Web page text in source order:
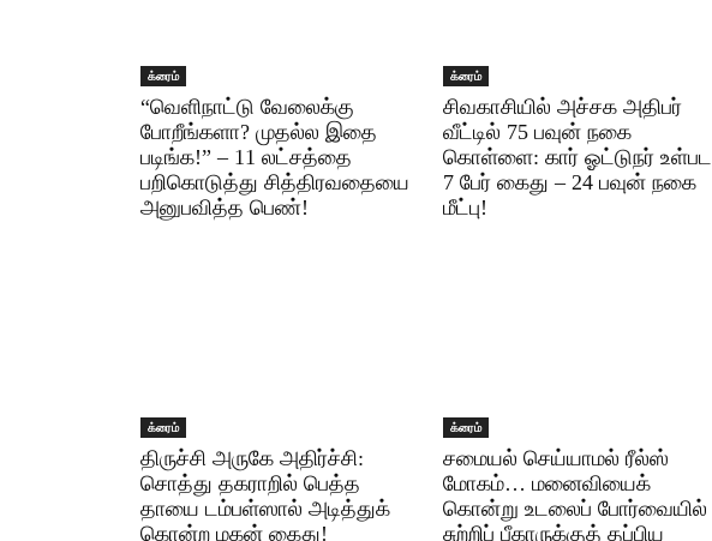
க்ரைம்
“வெளிநாட்டு வேலைக்கு
போறீங்களா? முதல்ல இதை
படிங்க!” – 11 லட்சத்தை
பறிகொடுத்து சித்திரவதையை
அனுபவித்த பெண்!
க்ரைம்
சிவகாசியில் அச்சக அதிபர்
வீட்டில் 75 பவுன் நகை
கொள்ளை: கார் ஓட்டுநர் உள்பட
7 பேர் கைது – 24 பவுன் நகை
மீட்பு!
க்ரைம்
திருச்சி அருகே அதிர்ச்சி:
சொத்து தகராறில் பெத்த
தாயை டம்பள்ஸால் அடித்துக்
கொன்ற மகன் கைது!
க்ரைம்
சமையல் செய்யாமல் ரீல்ஸ்
மோகம்… மனைவியைக்
கொன்று உடலைப் போர்வையில்
சுற்றிப் பீகாருக்குத் தப்பிய